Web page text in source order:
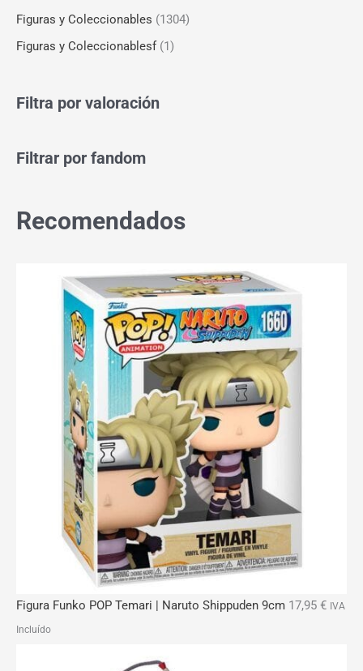
Figuras y Coleccionables (1304)
Figuras y Coleccionablesf (1)
Filtra por valoración
Filtrar por fandom
Recomendados
Figura Funko POP Temari | Naruto Shippuden 9cm 17,95 € IVA
Incluído